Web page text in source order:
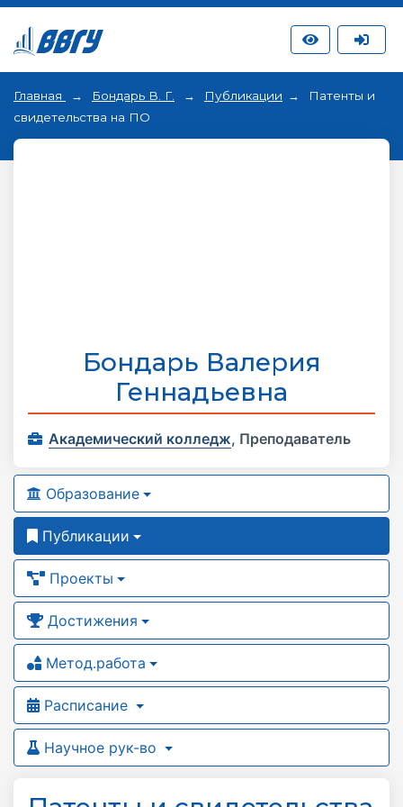
Главная Бондарь В. Г. Публикации
Патенты и
свидетельства на ПО
Бондарь Валерия
Геннадьевна
Академический колледж, Преподаватель
Образование
Публикации
Проекты
Достижения
Метод.работа
Расписание
Научное рук-во